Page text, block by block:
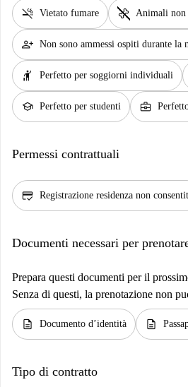
smoke_free Vietato fumare pet_supplies Animali non
person_add Non sono ammessi ospiti durante la
hail Perfetto per soggiorni individuali
school Perfetto per studenti business_center
Permessi contrattuali
credit_score Registrazione residenza non
Documenti necessari per
Prepara questi documenti per il
Senza di questi, la prenotazione non
description Documento d’identità description
Tipo di contratto